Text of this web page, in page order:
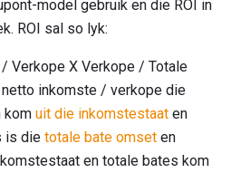
model gebruik en die ROI in
ROI sal so lyk:
Verkope X Verkope / Totale
netto inkomste / verkope die
kom uit die inkomstestaat en
is die totale bate omset en
en totale bates kom